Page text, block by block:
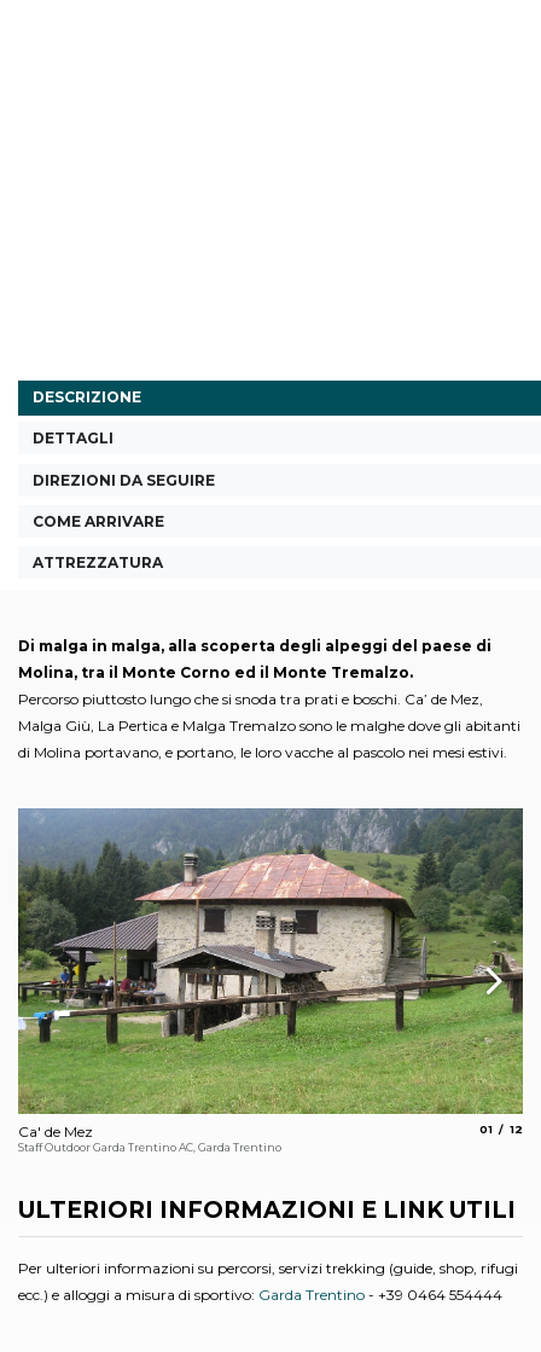
DESCRIZIONE
DETTAGLI
DIREZIONI DA SEGUIRE
COME ARRIVARE
ATTREZZATURA
Di malga in malga, alla scoperta degli alpeggi del paese di
Molina, tra il Monte Corno ed il Monte Tremalzo.
Percorso piuttosto lungo che si snoda tra prati e boschi. Ca’ de Mez,
Malga Giù, La Pertica e Malga Tremalzo sono le malghe dove gli abitanti
di Molina portavano, e portano, le loro vacche al pascolo nei mesi estivi.
Ca' de Mez
Staff Outdoor Garda Trentino AC, Garda Trentino
01 12
ULTERIORI INFORMAZIONI E LINK UTILI
Per ulteriori informazioni su percorsi, servizi trekking (guide, shop, rifugi
ecc.) e alloggi a misura di sportivo: Garda Trentino - +39 0464 554444